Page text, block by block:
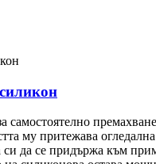
самостоятелно
му притежава
да се придържа към